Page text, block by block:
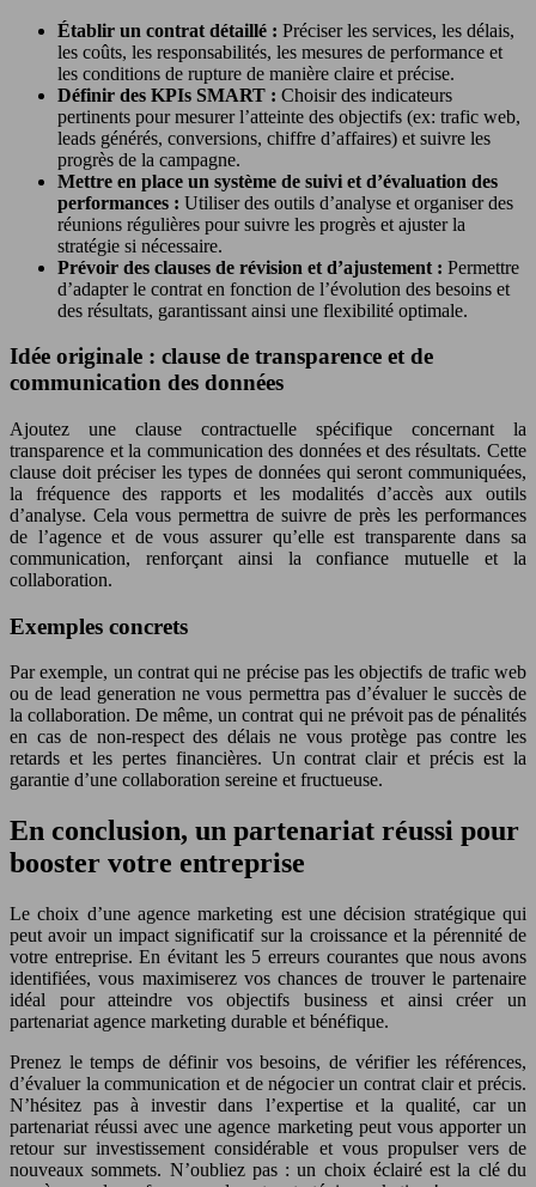
Établir un contrat détaillé : Préciser les services, les délais,
les coûts, les responsabilités, les mesures de performance et
les conditions de rupture de manière claire et précise.
Définir des KPIs SMART : Choisir des indicateurs
pertinents pour mesurer l’atteinte des objectifs (ex: trafic web,
leads générés, conversions, chiffre d’affaires) et suivre les
progrès de la campagne.
Mettre en place un système de suivi et d’évaluation des
performances : Utiliser des outils d’analyse et organiser des
réunions régulières pour suivre les progrès et ajuster la
stratégie si nécessaire.
Prévoir des clauses de révision et d’ajustement : Permettre
d’adapter le contrat en fonction de l’évolution des besoins et
des résultats, garantissant ainsi une flexibilité optimale.
Idée originale : clause de transparence et de
communication des données
Ajoutez une clause contractuelle spécifique concernant la
transparence et la communication des données et des résultats. Cette
clause doit préciser les types de données qui seront communiquées,
la fréquence des rapports et les modalités d’accès aux outils
d’analyse. Cela vous permettra de suivre de près les performances
de l’agence et de vous assurer qu’elle est transparente dans sa
communication, renforçant ainsi la confiance mutuelle et la
collaboration.
Exemples concrets
Par exemple, un contrat qui ne précise pas les objectifs de trafic web
ou de lead generation ne vous permettra pas d’évaluer le succès de
la collaboration. De même, un contrat qui ne prévoit pas de pénalités
en cas de non-respect des délais ne vous protège pas contre les
retards et les pertes financières. Un contrat clair et précis est la
garantie d’une collaboration sereine et fructueuse.
En conclusion, un partenariat réussi pour
booster votre entreprise
Le choix d’une agence marketing est une décision stratégique qui
peut avoir un impact significatif sur la croissance et la pérennité de
votre entreprise. En évitant les 5 erreurs courantes que nous avons
identifiées, vous maximiserez vos chances de trouver le partenaire
idéal pour atteindre vos objectifs business et ainsi créer un
partenariat agence marketing durable et bénéfique.
Prenez le temps de définir vos besoins, de vérifier les références,
d’évaluer la communication et de négocier un contrat clair et précis.
N’hésitez pas à investir dans l’expertise et la qualité, car un
partenariat réussi avec une agence marketing peut vous apporter un
retour sur investissement considérable et vous propulser vers de
nouveaux sommets. N’oubliez pas : un choix éclairé est la clé du